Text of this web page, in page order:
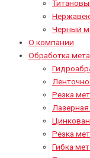
Черный
О компании
Обработка
Резка
Лазерная
Резка
Гибка